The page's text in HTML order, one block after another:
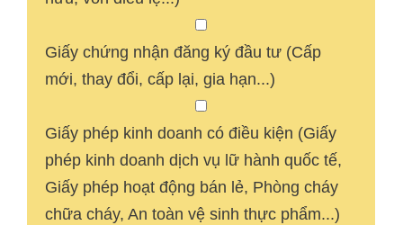
Giấy chứng nhận đăng ký đầu tư (Cấp
mới, thay đổi, cấp lại, gia hạn...)
Giấy phép kinh doanh có điều kiện (Giấy
phép kinh doanh dịch vụ lữ hành quốc tế,
Giấy phép hoạt động bán lẻ, Phòng cháy
chữa cháy, An toàn vệ sinh thực phẩm...)